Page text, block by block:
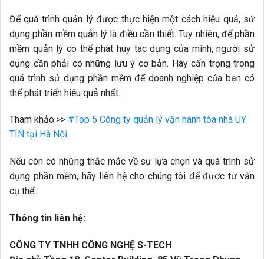
Để quá trình quản lý được thực hiện một cách hiệu quả, sử
dụng phần mềm quản lý là điều cần thiết. Tuy nhiên, để phần
mềm quản lý có thể phát huy tác dụng của mình, người sử
dụng cần phải có những lưu ý cơ bản. Hãy cẩn trọng trong
quá trình sử dụng phần mềm để doanh nghiệp của bạn có
thể phát triển hiệu quả nhất.
Tham khảo:>> #Top 5 Công ty quản lý vận hành tòa nhà UY
TÍN tại Hà Nội
Nếu còn có những thắc mắc về sự lựa chọn và quá trình sử
dụng phần mềm, hãy liên hệ cho chúng tôi để được tư vấn
cụ thể.
Thông tin liên hệ:
CÔNG TY TNHH CÔNG NGHỆ S-TECH